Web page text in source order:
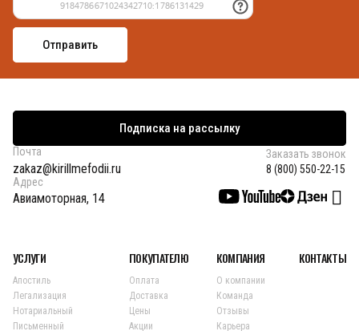
Подписка на рассылку
Почта
zakaz@kirillmefodii.ru
Заказать звонок
8 (800) 550-22-15
Адрес
Авиамоторная, 14
УСЛУГИ
Апостиль
Легализация
Нотариальный
Письменный
ПОКУПАТЕЛЮ
Оплата
Доставка
Цены
Акции
КОМПАНИЯ
О компании
Команда
Отзывы
Карьера
КОНТАКТЫ